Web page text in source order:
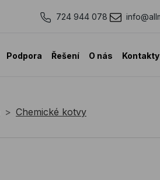
724 944 078
Podpora Řešení O nás Kontakty
Chemické kotvy